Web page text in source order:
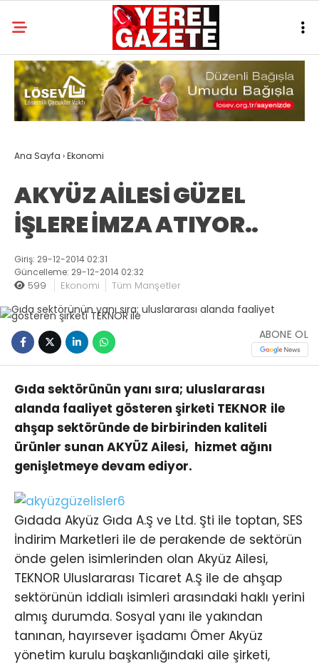
Ana Sayfa ›Ekonomi
AKYÜZ AİLESİ GÜZEL
İŞLERE İMZA ATIYOR..
Giriş: 29-12-2014 02:31
Güncelleme: 29-12-2014 02:32
599 Ekonomi Tüm Manşetler
ABONE OL
Gıda sektörünün yanı sıra; uluslararası
alanda faaliyet gösteren şirketi TEKNOR ile
ahşap sektöründe de birbirinden kaliteli
ürünler sunan AKYÜZ Ailesi, hizmet ağını
genişletmeye devam ediyor.
Gıdada Akyüz Gıda A.Ş ve Ltd. Şti ile toptan, SES
İndirim Marketleri ile de perakende de sektörün
önde gelen isimlerinden olan Akyüz Ailesi,
TEKNOR Uluslararası Ticaret A.Ş ile de ahşap
sektörünün iddialı isimleri arasındaki haklı yerini
almış durumda. Sosyal yanı ile yakından
tanınan, hayırsever işadamı Ömer Akyüz
yönetim kurulu başkanlığındaki aile şirketi,